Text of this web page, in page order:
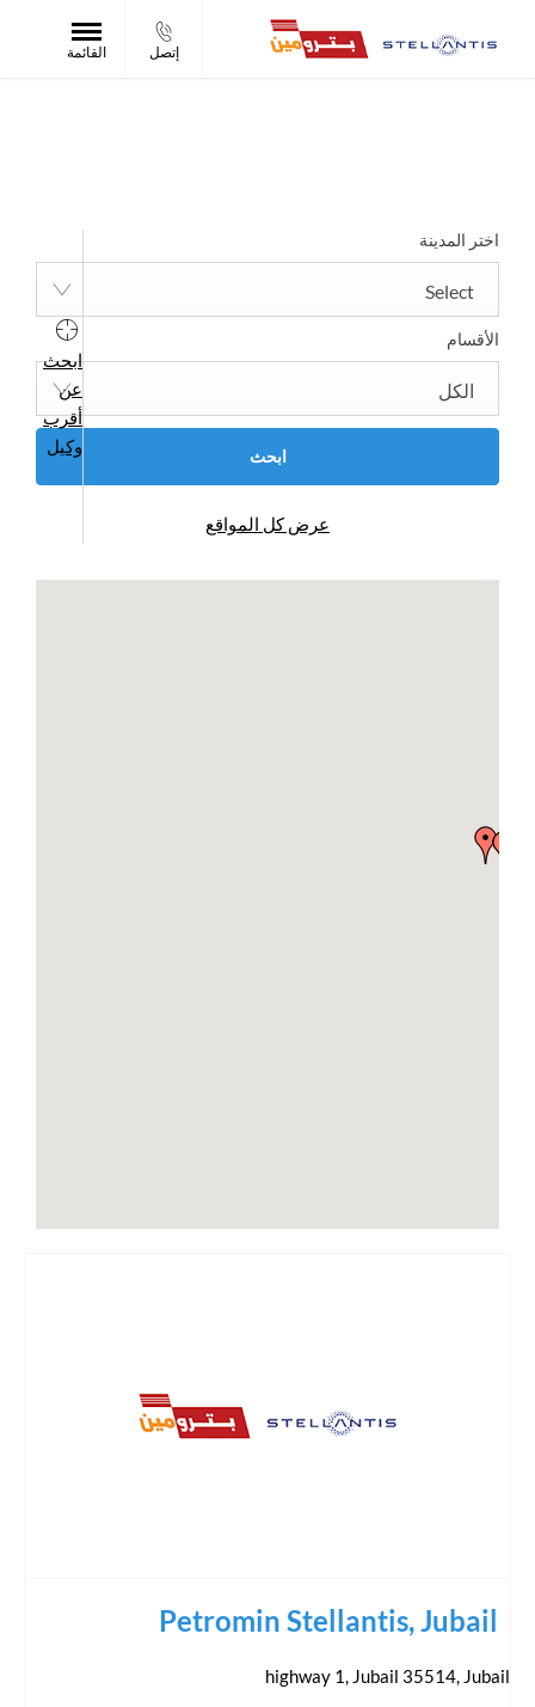
إتصل القائمة
اختر المدينة
Select
الأقسام
الكل
ابحث
ابحث
عن
أقرب
وكيل
عرض كل المواقع
Petromin Stellantis, Jubail
highway 1, Jubail 35514 Jubail